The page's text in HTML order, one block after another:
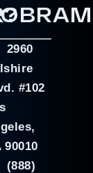
2960
#102
90010
(888)